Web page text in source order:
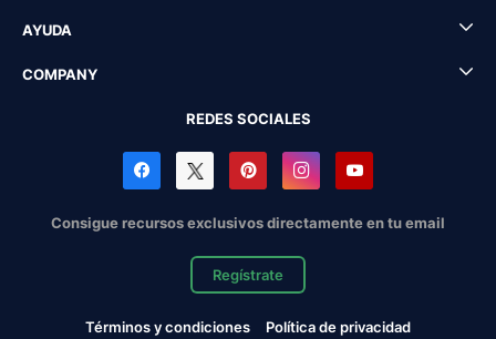
AYUDA
COMPANY
REDES SOCIALES
Consigue recursos exclusivos directamente en tu email
Regístrate
Términos y condiciones
Política de privacidad